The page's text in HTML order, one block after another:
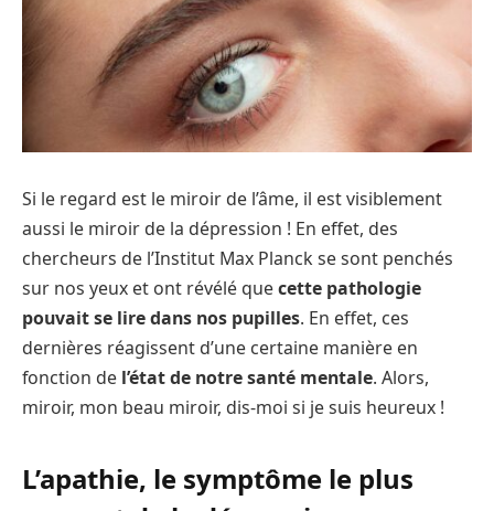
Si le regard est le miroir de l’âme, il est visiblement
aussi le miroir de la dépression ! En effet, des
chercheurs de l’Institut Max Planck se sont penchés
sur nos yeux et ont révélé quecette pathologie
pouvait se lire dans nos pupilles. En effet, ces
dernières réagissent d’une certaine manière en
fonction de l’état de notre santé mentale. Alors,
miroir, mon beau miroir, dis-moi si je suis heureux !
L’apathie, le symptôme le plus